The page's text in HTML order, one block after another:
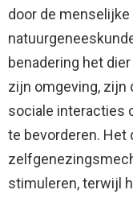
door de
benadering het
zijn omgeving, zijn
sociale interacties
te bevorderen. Het
stimuleren, terwijl